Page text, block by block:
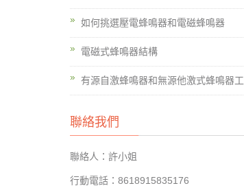
如何挑選壓電蜂鳴器和電磁蜂鳴器
電磁式蜂鳴器結構
有源自激蜂鳴器和無源他激式蜂鳴器工
聯絡我們
聯絡人：許小姐
行動電話：8618915835176